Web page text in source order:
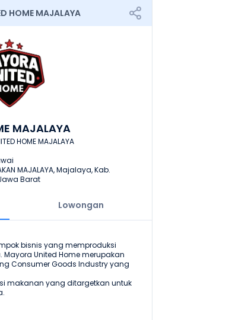
HOME MAJALAYA
MAJALAYA
HOME MAJALAYA
MAJALAYA, Majalaya, Kab.
Barat
Lowongan
bisnis yang memproduksi
United Home merupakan
Consumer Goods Industry yang
makanan yang ditargetkan untuk